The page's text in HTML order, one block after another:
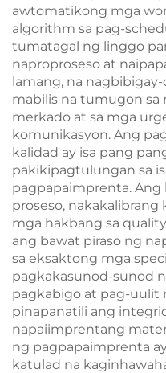
awtomatikong mga
algorithm sa pag-
tumatagal ng linggo
naproproseso at
lamang, na
mabilis na tumugon sa
merkado at sa mga
komunikasyon. Ang
kalidad ay isa pang
pakikipagtulungan sa
pagpapaimprenta.
proseso,
mga hakbang sa
ang bawat piraso ng
sa eksaktong mga
pagkakasunod-sunod
pagkabigo at pag-uulit
pinapanatili ang
napaiimprentang
ng pagpapaimprenta
katulad na